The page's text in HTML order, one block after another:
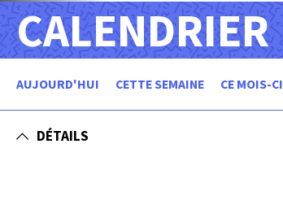
CALENDRIER
AUJOURD'HUI CETTE SEMAINE CE MOIS-CI
DÉTAILS